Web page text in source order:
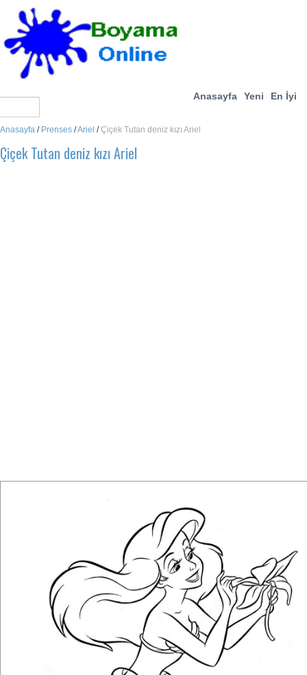
Anasayfa Yeni En İyi
Anasayfa / Prenses /Ariel /Çiçek Tutan deniz kızı Ariel
Çiçek Tutan deniz kızı Ariel